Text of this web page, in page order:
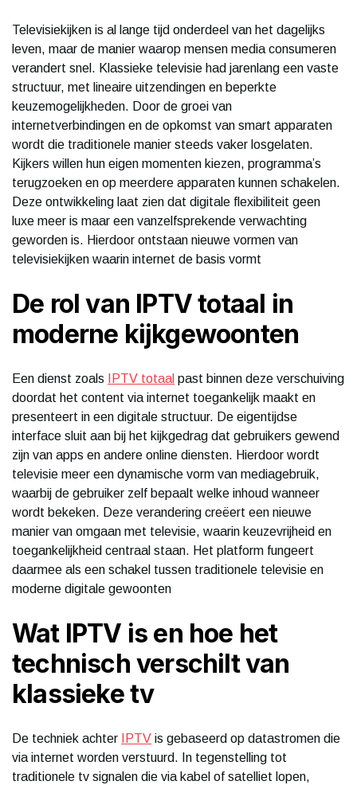
Televisiekijken is al lange tijd onderdeel van het dagelijks
leven, maar de manier waarop mensen media consumeren
verandert snel. Klassieke televisie had jarenlang een vaste
structuur, met lineaire uitzendingen en beperkte
keuzemogelijkheden. Door de groei van
internetverbindingen en de opkomst van smart apparaten
wordt die traditionele manier steeds vaker losgelaten.
Kijkers willen hun eigen momenten kiezen, programma’s
terugzoeken en op meerdere apparaten kunnen schakelen.
Deze ontwikkeling laat zien dat digitale flexibiliteit geen
luxe meer is maar een vanzelfsprekende verwachting
geworden is. Hierdoor ontstaan nieuwe vormen van
televisiekijken waarin internet de basis vormt
De rol van IPTV totaal in
moderne kijkgewoonten
Een dienst zoals IPTV totaal past binnen deze verschuiving
doordat het content via internet toegankelijk maakt en
presenteert in een digitale structuur. De eigentijdse
interface sluit aan bij het kijkgedrag dat gebruikers gewend
zijn van apps en andere online diensten. Hierdoor wordt
televisie meer een dynamische vorm van mediagebruik,
waarbij de gebruiker zelf bepaalt welke inhoud wanneer
wordt bekeken. Deze verandering creëert een nieuwe
manier van omgaan met televisie, waarin keuzevrijheid en
toegankelijkheid centraal staan. Het platform fungeert
daarmee als een schakel tussen traditionele televisie en
moderne digitale gewoonten
Wat IPTV is en hoe het
technisch verschilt van
klassieke tv
De techniek achter IPTV is gebaseerd op datastromen die
via internet worden verstuurd. In tegenstelling tot
traditionele tv signalen die via kabel of satelliet lopen,